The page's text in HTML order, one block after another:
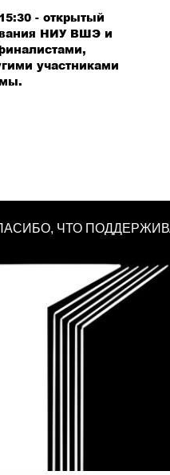
- открытый
НИУ ВШЭ и
участниками
ЧТО